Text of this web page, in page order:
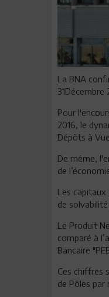
La BNA
Pour
2016, le
Dépôts à
De même,
de
Les
de
Le Produit
comparé à
Bancaire
Ces chiffres
de Pôles